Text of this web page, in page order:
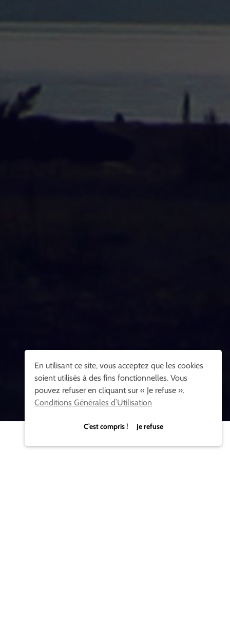
En utilisant ce site, vous acceptez que les cookies
soient utilisés à des fins fonctionnelles. Vous
pouvez refuser en cliquant sur « Je refuse ».
Conditions Générales d’Utilisation
C’est compris ! Je refuse